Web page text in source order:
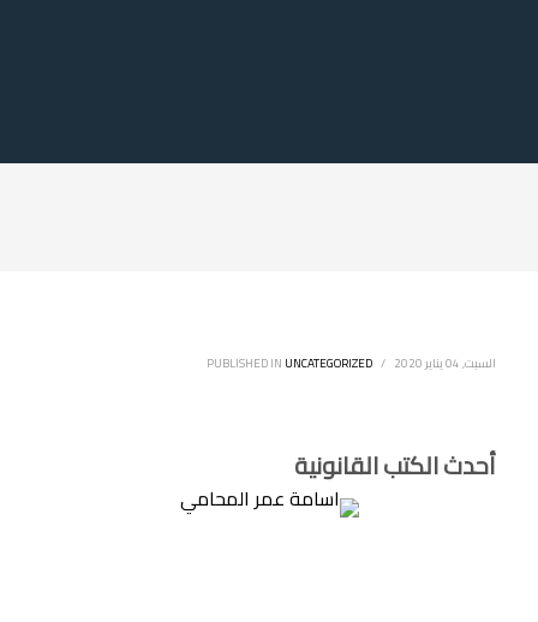
السبت, 04 يناير 2020 /
PUBLISHED IN UNCATEGORIZED
أحدث الكتب القانونية